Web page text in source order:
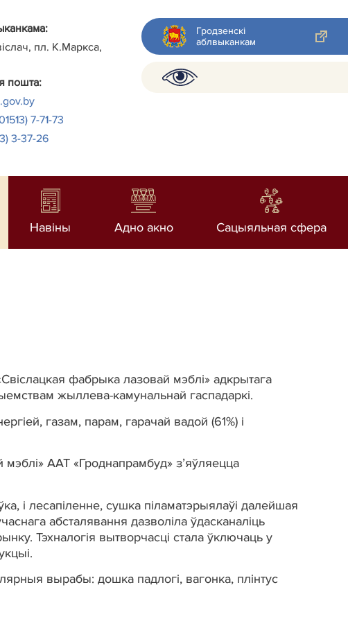
пл. К.Маркса,
пошта:
7-71-73
3-37-26
Гродзенскі
аблвыканкам
Навiны Адно акно Сацыяльная сфера
фабрыка лазовай мэблi» адкрытага
жыллева-камунальнай гаспадаркi.
газам, парам, гарачай вадой (61%) i
ААТ «Гроднапрамбуд» з’яўляецца
i лесапiленне, сушка пiламатэрыялаўi далейшая
абсталявання дазволiла ўдасканалiць
Тэхналогiя вытворчасцi стала ўключаць у
вырабы: дошка падлогi, вагонка, плiнтус